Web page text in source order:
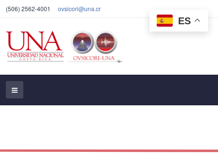
(506) 2562-4001 ovsicori@una.cr
ES